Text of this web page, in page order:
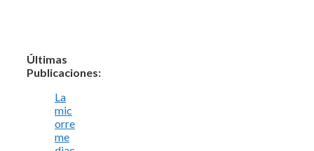
Últimas
Publicaciones:
La
mic
orre
me